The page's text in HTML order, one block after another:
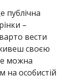
публічна
–
вести
своєю
можна
на особистій